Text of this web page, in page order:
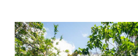
View
Larger